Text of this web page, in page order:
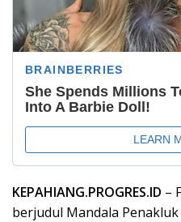
KEPAHIANG.PROGRES.ID –
berjudul Mandala Penakluk